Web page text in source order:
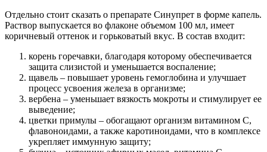
Отдельно стоит сказать о препарате Синупрет в форме капель.
Раствор выпускается во флаконе объемом 100 мл, имеет
коричневый оттенок и горьковатый вкус. В состав входит:
корень горечавки, благодаря которому обеспечивается
защита слизистой и уменьшается воспаление;
щавель – повышает уровень гемоглобина и улучшает
процесс усвоения железа в организме;
вербена – уменьшает вязкость мокроты и стимулирует ее
выведение;
цветки примулы – обогащают организм витамином С,
флавоноидами, а также каротиноидами, что в комплексе
укрепляет иммунную защиту;